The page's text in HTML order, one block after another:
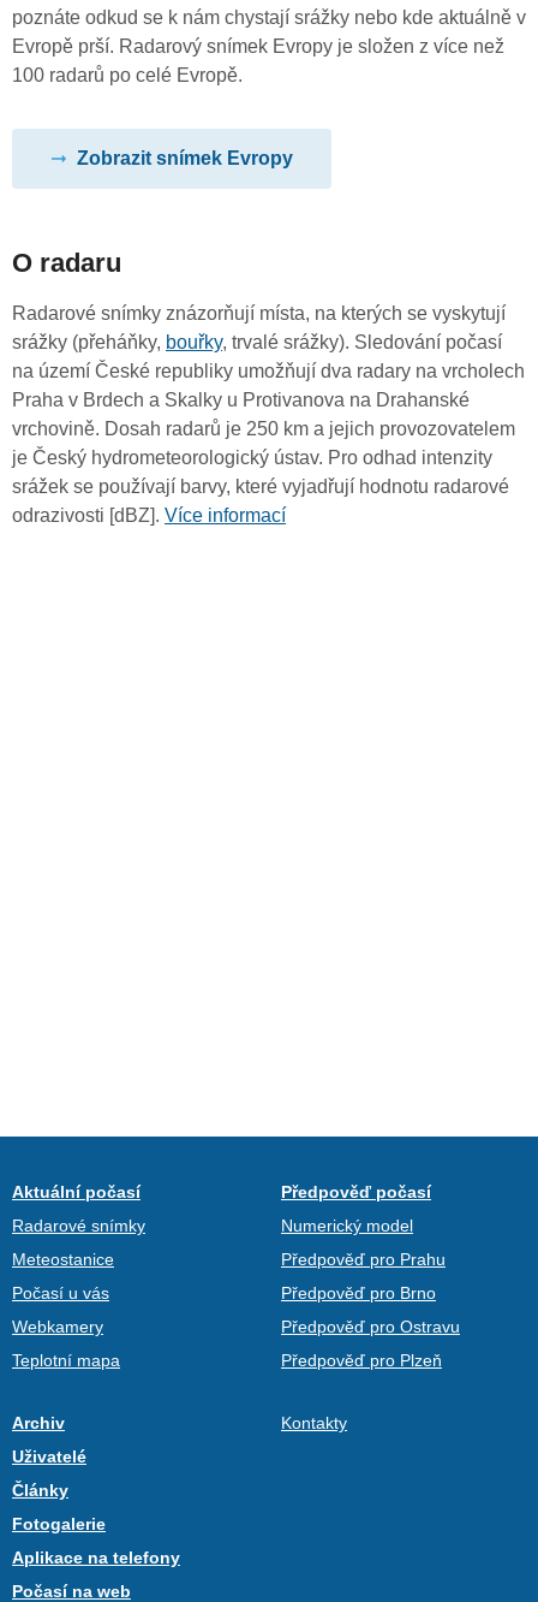
poznáte odkud se k nám chystají srážky nebo kde aktuálně v
Evropě prší. Radarový snímek Evropy je složen z více než
100 radarů po celé Evropě.
Zobrazit snímek Evropy
O radaru
Radarové snímky znázorňují místa, na kterých se vyskytují
srážky (přeháňky, bouřky, trvalé srážky). Sledování počasí
na území České republiky umožňují dva radary na vrcholech
Praha v Brdech a Skalky u Protivanova na Drahanské
vrchovině. Dosah radarů je 250 km a jejich provozovatelem
je Český hydrometeorologický ústav. Pro odhad intenzity
srážek se používají barvy, které vyjadřují hodnotu radarové
odrazivosti [dBZ]. Více informací
Aktuální počasí
Radarové snímky
Meteostanice
Počasí u vás
Webkamery
Teplotní mapa
Předpověď počasí
Numerický model
Předpověď pro Prahu
Předpověď pro Brno
Předpověď pro Ostravu
Předpověď pro Plzeň
Archiv
Uživatelé
Články
Fotogalerie
Aplikace na telefony
Počasí na web
Kontakty